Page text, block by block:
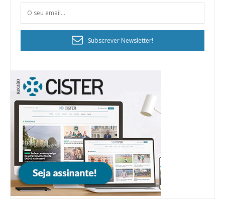
Subscrever Newsletter!